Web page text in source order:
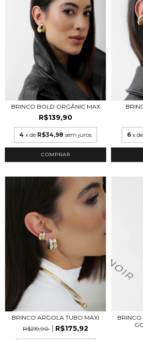
BRINCO BOLD ORGÂNIC MAX
R$139,90
4 x de R$34,98 sem juros 6 x de
BRINCO ARGOLA TUBO MAXI
R$219,90
R$175,92